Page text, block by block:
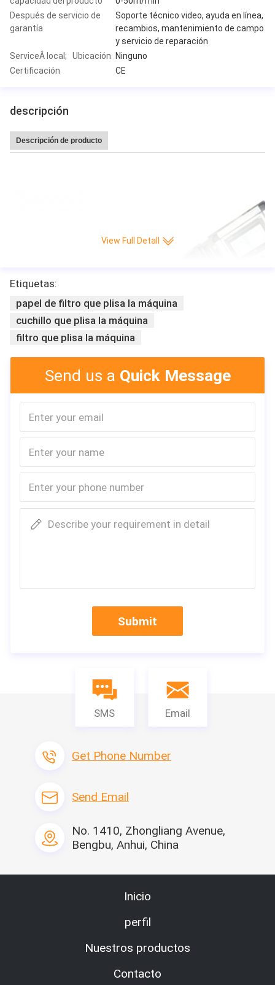
Después de servicio de
garantía
Soporte técnico video, ayuda en línea,
recambios, mantenimiento de campo
y servicio de reparación
ServiceÂ local; Ubicación
Ninguno
Certificación
CE
descripción
Descripción de producto
View Full Detall
Etiquetas:
papel de filtro que plisa la máquina
cuchillo que plisa la máquina
filtro que plisa la máquina
Send us a Quick Message
Describe your requirement in detail
Submit
SMS Email
Get Phone Number
Send Email
No. 1410, Zhongliang Avenue,
Bengbu, Anhui, China
Inicio
perfil
Nuestros productos
Contacto